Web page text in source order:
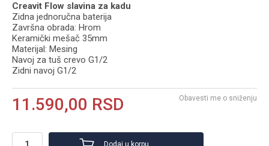
Creavit Flow slavina za kadu
Zidna jednoručna baterija
Završna оbrada: Hrom
Keramički mešač 35mm
Materijal: Mesing
Navoj za tuš crevo G1/2
Zidni navoj G1/2
11.590,00 RSD Obavesti me o sniženju
Dodaj u korpu